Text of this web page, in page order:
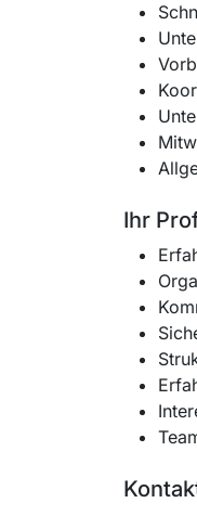
Ihr